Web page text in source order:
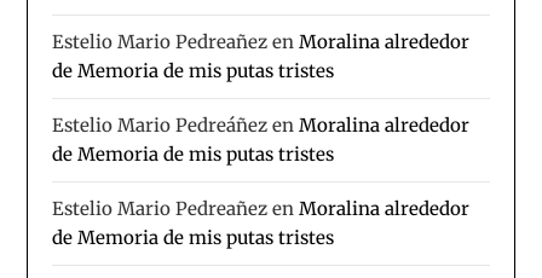
Estelio Mario Pedreañez enMoralina alrededor
de Memoria de mis putas tristes
Estelio Mario Pedreáñez enMoralina alrededor
de Memoria de mis putas tristes
Estelio Mario Pedreañez enMoralina alrededor
de Memoria de mis putas tristes